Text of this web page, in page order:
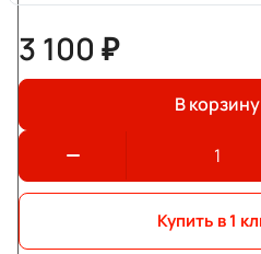
3 100 ₽
В корзину
Купить в 1